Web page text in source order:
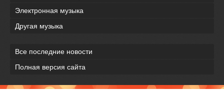
Электронная музыка
Другая музыка
Все последние новости
Полная версия сайта